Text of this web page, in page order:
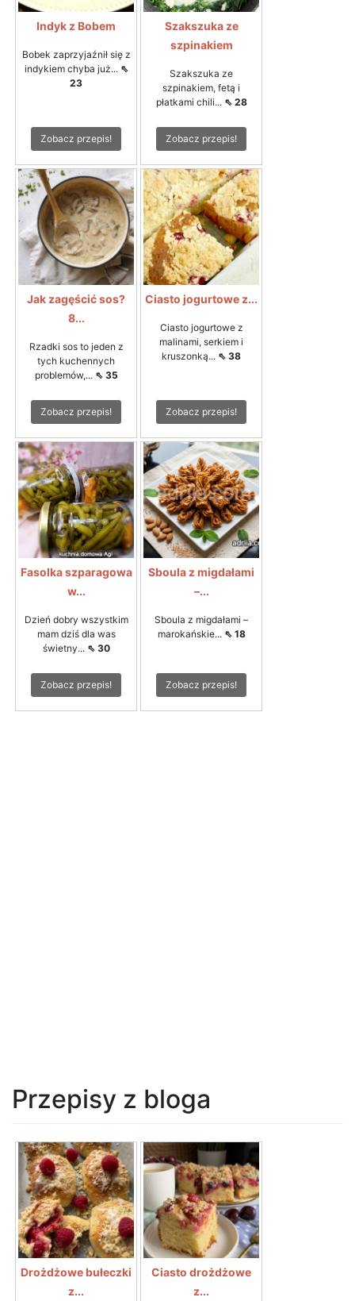
Indyk z Bobem
Bobek zaprzyjaźnił się z
indykiem chyba już... ⇖
23
Zobacz przepis!
Szakszuka ze
szpinakiem
Szakszuka ze
szpinakiem, fetą i
płatkami chili... ⇖ 28
Zobacz przepis!
Jak zagęścić sos?
8...
Rzadki sos to jeden z
tych kuchennych
problemów,... ⇖ 35
Zobacz przepis!
Ciasto jogurtowe z...
Ciasto jogurtowe z
malinami, serkiem i
kruszonką... ⇖ 38
Zobacz przepis!
Fasolka szparagowa
w...
Dzień dobry wszystkim
mam dziś dla was
świetny... ⇖ 30
Zobacz przepis!
Sboula z migdałami
–...
Sboula z migdałami –
marokańskie... ⇖ 18
Zobacz przepis!
Przepisy z bloga
Drożdżowe bułeczki
z...
Ciasto drożdżowe
z...